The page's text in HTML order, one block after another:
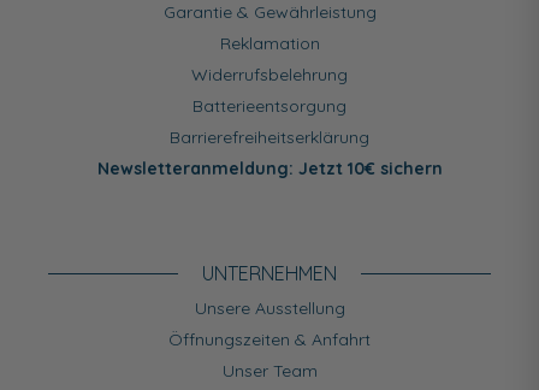
Garantie & Gewährleistung
Reklamation
Widerrufsbelehrung
Batterieentsorgung
Barrierefreiheitserklärung
Newsletteranmeldung: Jetzt 10€ sichern
UNTERNEHMEN
Unsere Ausstellung
Öffnungszeiten & Anfahrt
Unser Team